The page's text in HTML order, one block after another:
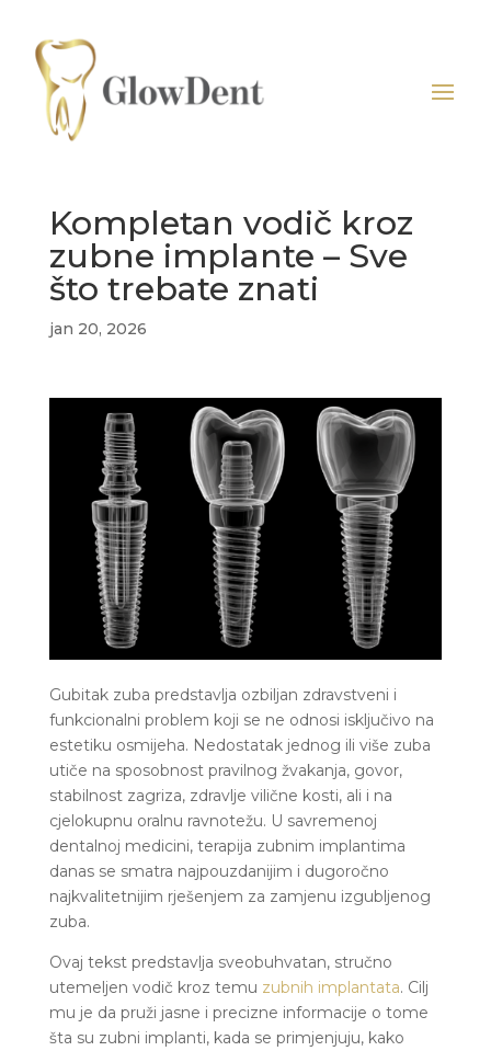
Kompletan vodič kroz
zubne implante – Sve
što trebate znati
jan 20, 2026
Gubitak zuba predstavlja ozbiljan zdravstveni i
funkcionalni problem koji se ne odnosi isključivo na
estetiku osmijeha. Nedostatak jednog ili više zuba
utiče na sposobnost pravilnog žvakanja, govor,
stabilnost zagriza, zdravlje vilične kosti, ali i na
cjelokupnu oralnu ravnotežu. U savremenoj
dentalnoj medicini, terapija zubnim implantima
danas se smatra najpouzdanijim i dugoročno
najkvalitetnijim rješenjem za zamjenu izgubljenog
zuba.
Ovaj tekst predstavlja sveobuhvatan, stručno
utemeljen vodič kroz temu zubnih implantata. Cilj
mu je da pruži jasne i precizne informacije o tome
šta su zubni implanti, kada se primjenjuju, kako